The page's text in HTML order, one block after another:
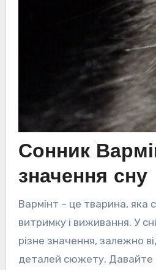
Сонник
значення сну
Вармінт – це тварина, яка
витримку і виживання. У
різне значення, залежно
деталей сюжету. Давайте